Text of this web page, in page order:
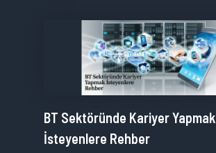
BT Sektöründe Kariyer Yapmak
İsteyenlere Rehber